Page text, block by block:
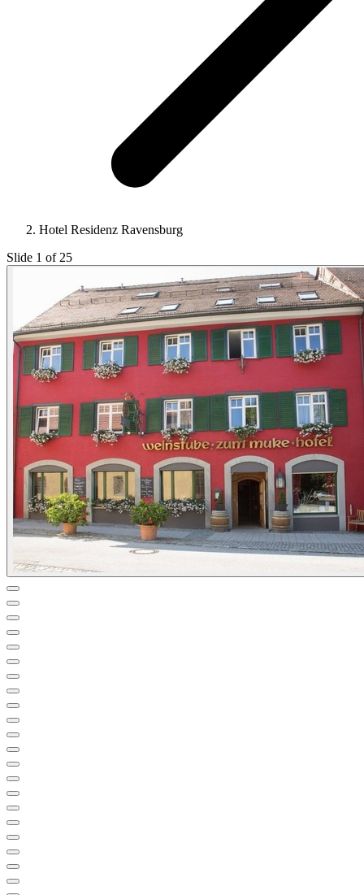
Hotel Residenz Ravensburg
Slide 1 of 25